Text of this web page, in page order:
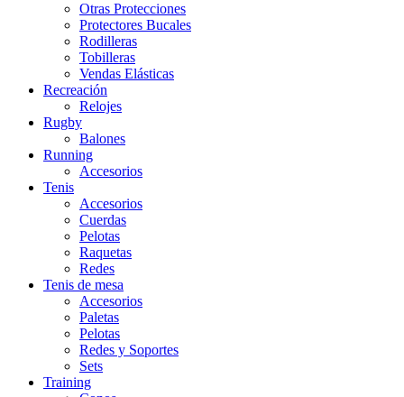
Otras Protecciones
Protectores Bucales
Rodilleras
Tobilleras
Vendas Elásticas
Recreación
Relojes
Rugby
Balones
Running
Accesorios
Tenis
Accesorios
Cuerdas
Pelotas
Raquetas
Redes
Tenis de mesa
Accesorios
Paletas
Pelotas
Redes y Soportes
Sets
Training